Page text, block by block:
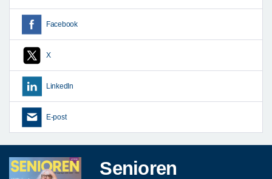
Facebook
X
LinkedIn
E-post
Senioren